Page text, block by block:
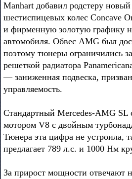
Manhart добавил родстеру
шестиспицевых колес Concave
и фирменную золотую графику
автомобиля. Обвес AMG был
поэтому тюнеры ограничились
решеткой радиатора
— заниженная подвеска,
управляемость.
Стандартный Mercedes-AMG
мотором V8 с двойным
Тюнера эта цифра не устроила,
предлагает 789 л.с. и 1000 Нм
За прирост мощности отвечают